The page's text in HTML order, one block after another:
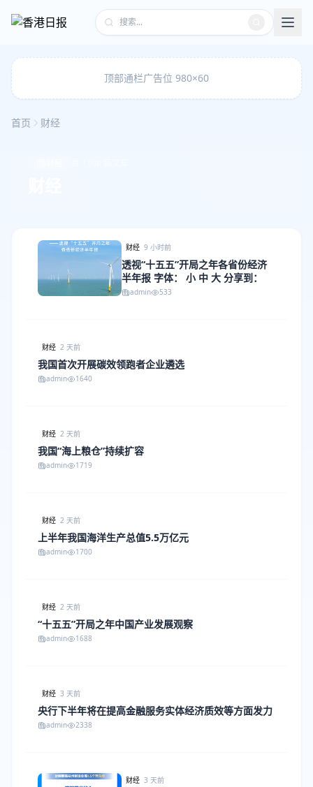
顶部通栏广告位 980×60
首页 财经
财经 9 小时前
透视“十五五”开局之年各省份经济
半年报 字体： 小 中 大 分享到：
admin 533
财经 2 天前
我国首次开展碳效领跑者企业遴选
admin 1640
财经 2 天前
我国“海上粮仓”持续扩容
admin 1719
财经 2 天前
上半年我国海洋生产总值5.5万亿元
admin 1700
财经 2 天前
“十五五”开局之年中国产业发展观察
admin 1688
财经 3 天前
央行下半年将在提高金融服务实体经济质效等方面发力
admin 2338
财经 3 天前